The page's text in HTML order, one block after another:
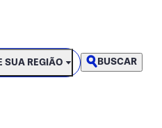
REGIÃO
SUA REGIÃO BUSCAR